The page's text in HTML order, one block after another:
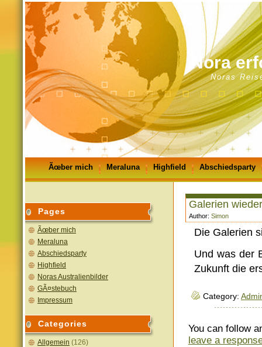
Nora
Noras
Ãœber mich Meraluna Highfield Abschiedsparty
Pages
Ãœber mich
Meraluna
Abschiedsparty
Highfield
Noras Australienbilder
GÃ¤stebuch
Impressum
Categories
Allgemein (126)
Galerien
Author: Simon
Die Galerien
Und was der
Zukunft die
Category:
You can follow
leave a